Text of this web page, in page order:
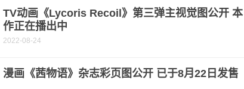
TV动画《Lycoris Recoil》第三弹主视觉图公开 本
作正在播出中
2022-08-24
漫画《茜物语》杂志彩页图公开 已于8月22日发售